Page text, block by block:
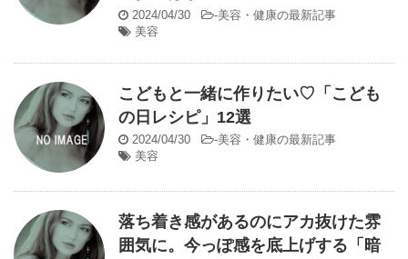
2024/04/30 -美容・健康の最新記事
美容
こどもと一緒に作りたい♡「こども
の日レシピ」12選
2024/04/30 -美容・健康の最新記事
美容
落ち着き感があるのにアカ抜けた雰
囲気に。今っぽ感を底上げする「暗